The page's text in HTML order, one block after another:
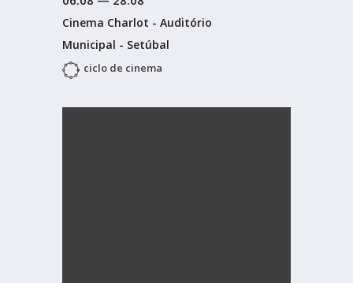
Cinema Charlot - Auditório
Municipal - Setúbal
ciclo de cinema